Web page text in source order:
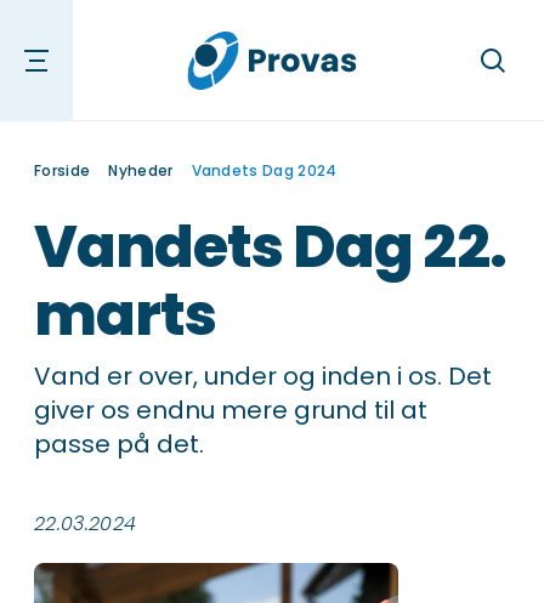
Søg
Forside Nyheder Vandets Dag 2024
Vandets Dag 22.
marts
Vand er over, under og inden i os. Det
giver os endnu mere grund til at
passe på det.
22.03.2024